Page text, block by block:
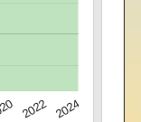
2022 2024